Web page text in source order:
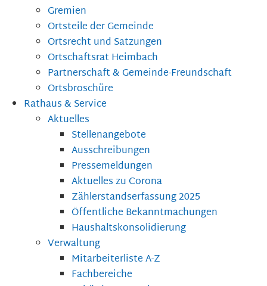
Gremien
Ortsteile der Gemeinde
Ortsrecht und Satzungen
Ortschaftsrat Heimbach
Partnerschaft & Gemeinde-Freundschaft
Ortsbroschüre
Rathaus & Service
Aktuelles
Stellenangebote
Ausschreibungen
Pressemeldungen
Aktuelles zu Corona
Zählerstandserfassung 2025
Öffentliche Bekanntmachungen
Haushaltskonsolidierung
Verwaltung
Mitarbeiterliste A-Z
Fachbereiche